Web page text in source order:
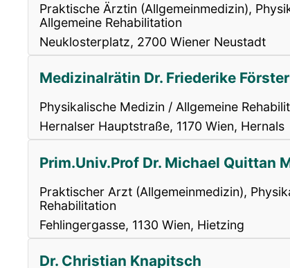
Praktische Ärztin (Allgemeinmedizin),
Allgemeine Rehabilitation
Neuklosterplatz, 2700 Wiener Neustadt
Medizinalrätin Dr. Friederike Förster
Physikalische Medizin / Allgemeine
Hernalser Hauptstraße, 1170 Wien, Hernals
Prim.Univ.Prof Dr. Michael Quittan
Praktischer Arzt (Allgemeinmedizin),
Rehabilitation
Fehlingergasse, 1130 Wien, Hietzing
Dr. Christian Knapitsch